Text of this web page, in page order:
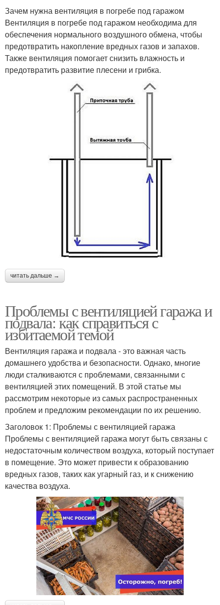
Зачем нужна вентиляция в погребе под гаражом
Вентиляция в погребе под гаражом необходима для
обеспечения нормального воздушного обмена, чтобы
предотвратить накопление вредных газов и запахов.
Также вентиляция помогает снизить влажность и
предотвратить развитие плесени и грибка.
читать дальше →
Проблемы с вентиляцией гаража и
подвала: как справиться с
избитаемой темой
Вентиляция гаража и подвала - это важная часть
домашнего удобства и безопасности. Однако, многие
люди сталкиваются с проблемами, связанными с
вентиляцией этих помещений. В этой статье мы
рассмотрим некоторые из самых распространенных
проблем и предложим рекомендации по их решению.
Заголовок 1: Проблемы с вентиляцией гаража
Проблемы с вентиляцией гаража могут быть связаны с
недостаточным количеством воздуха, который поступает
в помещение. Это может привести к образованию
вредных газов, таких как угарный газ, и к снижению
качества воздуха.